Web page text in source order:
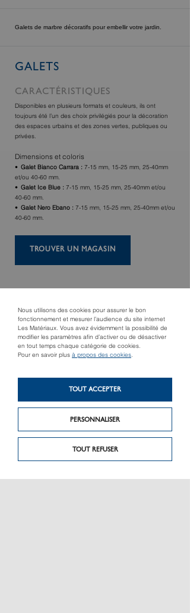
Nous utilisons des cookies pour assurer le bon
fonctionnement et mesurer l’audience du site internet
Les Matériaux. Vous avez évidemment la possibilité de
modifier les paramètres afin d’activer ou de désactiver
en tout temps chaque catégorie de cookies.
Pour en savoir plus à propos des cookies.
TOUT REFUSER
PERSONNALISER
TOUT ACCEPTER
Galets de marbre décoratifs pour embellir votre jardin.
GALETS
CARACTÉRISTIQUES
Disponibles en plusieurs formats et couleurs, ils ont
toujours été l’un des choix privilégiés pour la décoration
des espaces urbains et des zones vertes, publiques ou
privées.
Dimensions et coloris
Galet Bianco Carrara : 7-15 mm, 15-25 mm, 25-40mm
et/ou 40-60 mm.
Galet Ice Blue : 7-15 mm, 15-25 mm, 25-40mm et/ou
40-60 mm.
Galet Nero Ebano : 7-15 mm, 15-25 mm, 25-40mm et/ou
40-60 mm.
TROUVER UN MAGASIN
Produit précédent